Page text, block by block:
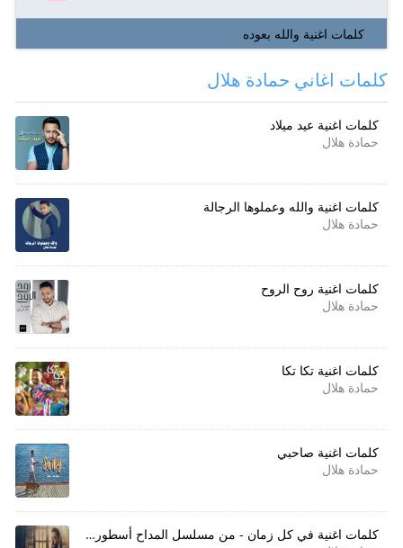
كلمات اغنية والله بعوده
كلمات اغاني حمادة هلال
كلمات اغنية عيد ميلاد
حمادة هلال
كلمات اغنية والله وعملوها الرجالة
حمادة هلال
كلمات اغنية روح الروح
حمادة هلال
كلمات اغنية تكا تكا
حمادة هلال
كلمات اغنية صاحبي
حمادة هلال
كلمات اغنية في كل زمان - من مسلسل المداح أسطورة العشق